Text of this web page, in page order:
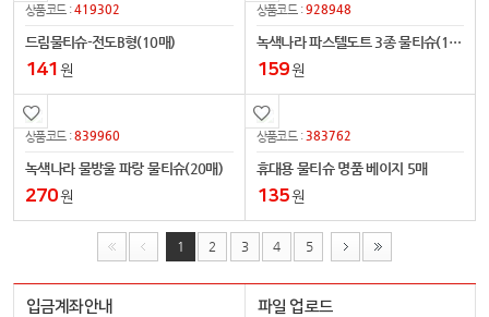
상품코드 :419302
드림물티슈-전도B형(10매)
141 원
상품코드 :928948
녹색나라 파스텔도트 3종 물티슈(10매)
159원
상품코드 :839960
녹색나라 물방울 파랑 물티슈(20매)
270원
상품코드 : 383762
휴대용 물티슈 명품 베이지 5매
135원
1 2 3 4 5
입금계좌안내 파일 업로드